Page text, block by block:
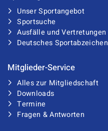
Unser Sportangebot
Sportsuche
Ausfälle und Vertretungen
Deutsches Sportabzeichen
Mitglieder-Service
Alles zur Mitgliedschaft
Downloads
Termine
Fragen & Antworten